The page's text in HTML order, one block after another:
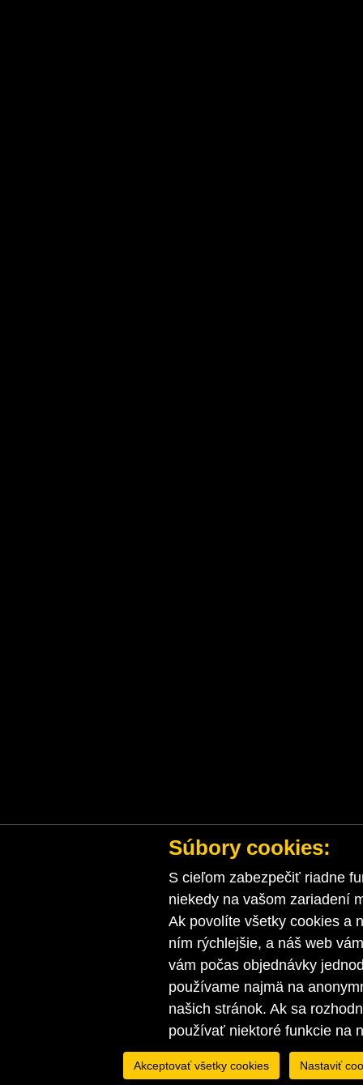
Súbory cookies:
S cieľom zabezpečiť riadne
niekedy na vašom zariadení
Ak povolíte všetky cookies a
ním rýchlejšie, a náš web
vám počas objednávky
používame najmä na
našich stránok. Ak sa
používať niektoré funkcie na
Akceptovať všetky cookies Nastaviť